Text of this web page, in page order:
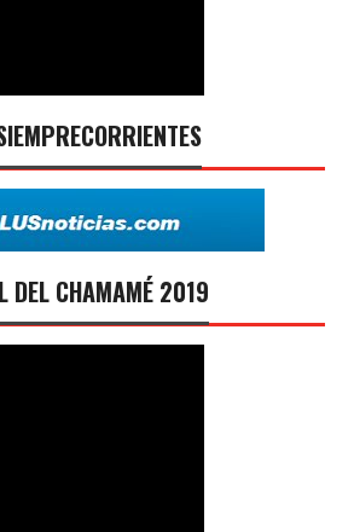
DEL CHAMAMÉ 2019